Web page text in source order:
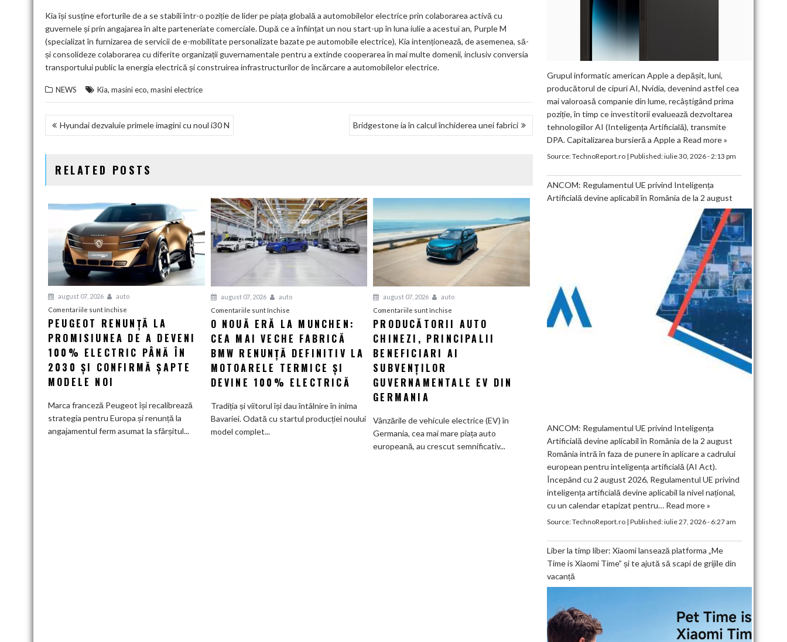
Kia își susține eforturile de a se stabili într-o poziție de lider pe piața globală a automobilelor electrice prin colaborarea activă cu
guvernele și prin angajarea în alte parteneriate comerciale. După ce a înființat un nou start-up în luna iulie a acestui an, Purple M
(specializat în furnizarea de servicii de e-mobilitate personalizate bazate pe automobile electrice), Kia intenționează, de asemenea, să-
și consolideze colaborarea cu diferite organizații guvernamentale pentru a extinde cooperarea în mai multe domenii, inclusiv conversia
transportului public la energia electrică și construirea infrastructurilor de încărcare a automobilelor electrice.
NEWS Kia, masini eco, masini electrice
NAVIGARE
ARTICOLE
Hyundai dezvaluie primele imagini cu noul i30 N Bridgestone ia în calcul închiderea unei fabrici
RELATED POSTS
august 07, 2026
auto
Comentariile sunt închise
Peugeot
renunță
la
promisiunea
de
electric
PEUGEOT RENUNȚĂ LA
PROMISIUNEA DE A DEVENI
100% ELECTRIC PÂNĂ ÎN
2030 ȘI CONFIRMĂ ȘAPTE
MODELE NOI
Marca franceză Peugeot își recalibrează
strategia pentru Europa și renunță la
angajamentul ferm asumat la sfârșitul...
august 07, 2026
auto
Comentariile sunt închisepentru
O
nouă
eră
Munchen:
Cea
fabrică
O NOUĂ ERĂ LA MUNCHEN:
CEA MAI VECHE FABRICĂ
BMW RENUNȚĂ DEFINITIV LA
MOTOARELE TERMICE ȘI
DEVINE 100% ELECTRICĂ
Tradiția și viitorul își dau întâlnire în inima
Bavariei. Odată cu startul producției noului
model complet...
august 07, 2026
auto
Comentariile sunt închise
Producătorii
auto
chinezi,
ai
EV
din
Germania
PRODUCĂTORII AUTO
CHINEZI, PRINCIPALII
BENEFICIARI AI
SUBVENȚILOR
GUVERNAMENTALE EV DIN
GERMANIA
Vânzările de vehicule electrice (EV) în
Germania, cea mai mare piața auto
europeană, au crescut semnificativ...
Grupul informatic american Apple a depășit, luni,
producătorul de cipuri AI, Nvidia, devenind astfel cea
mai valoroasă companie din lume, recâștigând prima
poziție, în timp ce investitorii evaluează dezvoltarea
tehnologiilor AI (Inteligența Artificială), transmite
DPA. Capitalizarea bursieră a Apple a Read more »
Source:TechnoReport.ro| Published:iulie 30, 2026 - 2:13 pm
ANCOM: Regulamentul UE privind Inteligența
Artificială devine aplicabil în România de la 2 august
ANCOM: Regulamentul UE privind Inteligența
Artificială devine aplicabil în România de la 2 august
România intră în faza de punere în aplicare a cadrului
european pentru inteligența artificială (AI Act).
Începând cu 2 august 2026, Regulamentul UE privind
inteligența artificială devine aplicabil la nivel național,
cu un calendar etapizat pentru… Read more »
Source:TechnoReport.ro| Published:iulie 27, 2026 - 6:27 am
Liber la timp liber: Xiaomi lansează platforma „Me
Time is Xiaomi Time” și te ajută să scapi de grijile din
vacanță